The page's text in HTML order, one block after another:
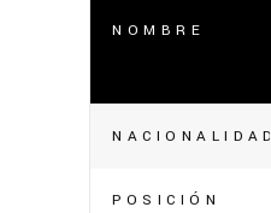
NOMBRE
NACIONALIDAD
POSICIÓN